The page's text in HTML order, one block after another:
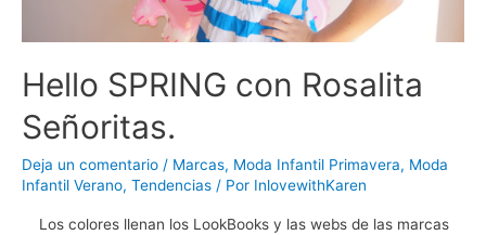
Hello SPRING con Rosalita
Señoritas.
Deja un comentario / Marcas, Moda Infantil Primavera, Moda
Infantil Verano, Tendencias / Por InlovewithKaren
Los colores llenan los LookBooks y las webs de las marcas